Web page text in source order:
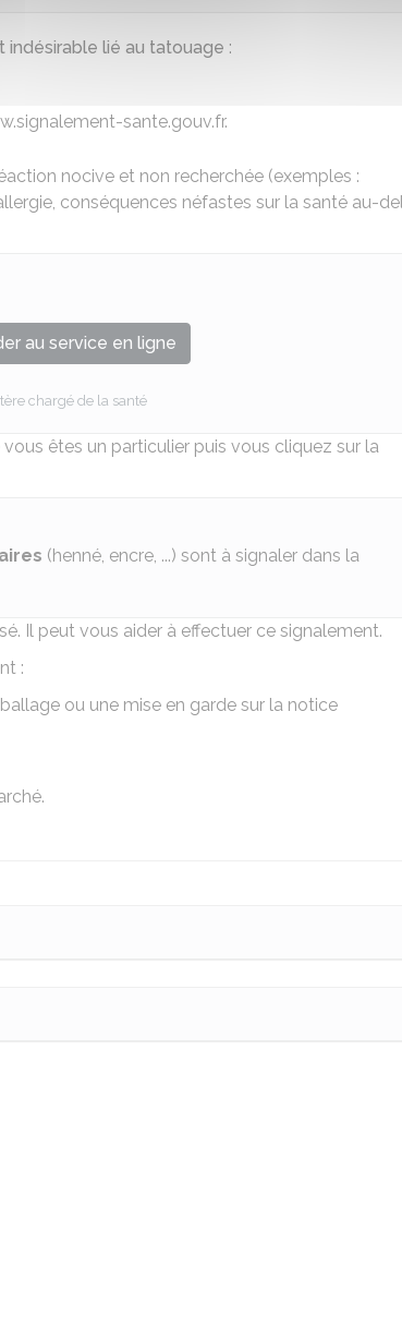
indésirable lié au tatouage :
sante.gouv.fr.
nocive et non recherchée (exemples :
conséquences néfastes sur la santé au-
au service en ligne
chargé de la santé
êtes un particulier puis vous cliquez sur la
(henné, encre, ...) sont à signaler dans la
Il peut vous aider à effectuer ce signalement.
:
ou une mise en garde sur la notice